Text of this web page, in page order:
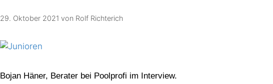
29. Oktober 2021 von Rolf Richterich
Bojan Häner, Berater bei Poolprofi im Interview.